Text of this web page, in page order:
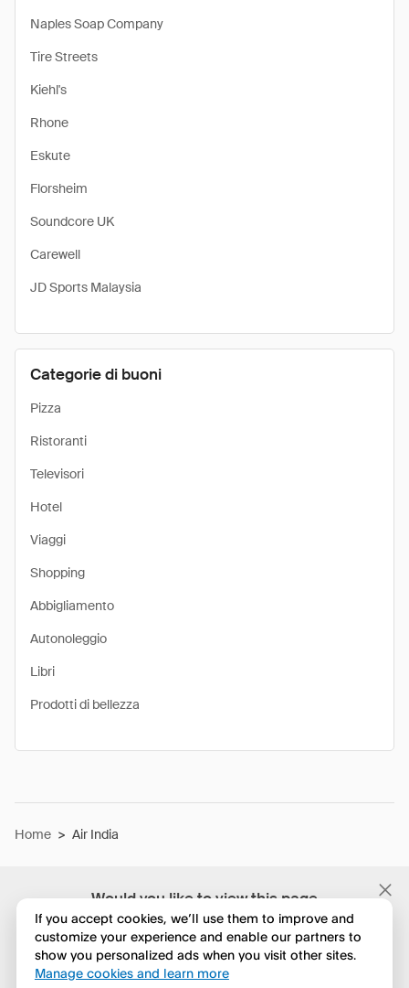
Would you like to view this page
in English?
No, continua a esplorare
Naples Soap Company
Tire Streets
Kiehl's
Rhone
Eskute
Florsheim
Soundcore UK
Carewell
JD Sports Malaysia
Categorie di buoni
Pizza
Ristoranti
Televisori
Hotel
Viaggi
Shopping
Abbigliamento
Autonoleggio
Libri
Prodotti di bellezza
Home > Air India
If you accept cookies, we’ll use them to improve and
customize your experience and enable our partners to
show you personalized ads when you visit other sites.
Manage cookies and learn more